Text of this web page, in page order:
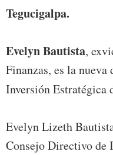
Tegucigalpa.
Evelyn Bautista,
Finanzas, es la
Inversión Estratégica
Evelyn Lizeth
Consejo Directivo de